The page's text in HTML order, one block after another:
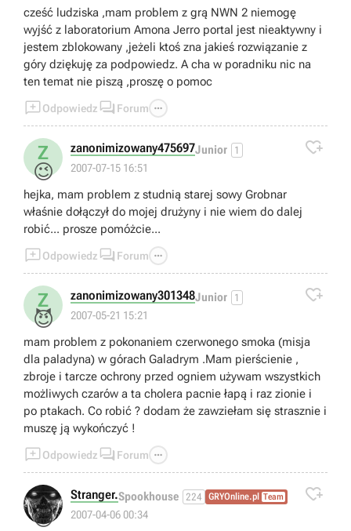
cześć ludziska ,mam problem z grą NWN 2 niemogę
wyjść z laboratorium Amona Jerro portal jest nieaktywny i
jestem zblokowany ,jeżeli ktoś zna jakieś rozwiązanie z
góry dziękuję za podpowiedz. A cha w poradniku nic na
ten temat nie piszą ,proszę o pomoc
Odpowiedz  Forum 
Z
😉
zanonimizowany475697Junior 1
2007-07-15 16:51

hejka, mam problem z studnią starej sowy Grobnar
właśnie dołączył do mojej drużyny i nie wiem do dalej
robić... prosze pomóżcie...
Odpowiedz  Forum 
Z
😈
zanonimizowany301348Junior 1
2007-05-21 15:21

mam problem z pokonaniem czerwonego smoka (misja
dla paladyna) w górach Galadrym .Mam pierścienie ,
zbroje i tarcze ochrony przed ogniem używam wszystkich
możliwych czarów a ta cholera pacnie łapą i raz zionie i
po ptakach. Co robić ? dodam że zawziełam się strasznie i
muszę ją wykończyć !
Odpowiedz  Forum 
😁
Stranger.Spookhouse 224 GRYOnline.pl Team
2007-04-06 00:34
